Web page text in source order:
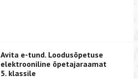
Avita e-tund. Loodusõpetuse
elektrooniline õpetajaraamat
5. klassile